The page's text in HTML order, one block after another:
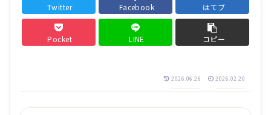
Twitter Facebook はてブ
Pocket LINE コピー
2026.06.26 2026.02.20